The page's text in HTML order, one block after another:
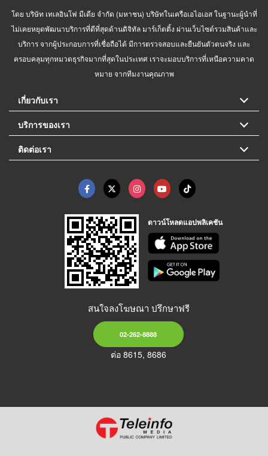
โดย บริษัท เทเลอินโฟ มีเดีย จำกัด (มหาชน) บริษัทในเครือเอไอเอส ในฐานะผู้นำที่
ไม่เคยหยุดพัฒนาบริการที่ดีที่สุดด้านดิจิทัล มาร์เก็ตติ้ง ผ่านเว็บไซต์รวมสินค้าและ
บริการ จากผู้ประกอบการที่เชื่อถือได้ มีการตรวจสอบและยืนยันตัวตนจริง และ
ครอบคลุมทุกหมวดธุรกิจมากที่สุดในประเทศ เราจะมอบบริการที่เหนือความคาด
หมาย จากทีมงานคุณภาพ
เกี่ยวกับเรา
บริการของเรา
ติดต่อเรา
ดาวน์โหลดแอปพลิเคชัน
สนใจลงโฆษณา ปรึกษาฟรี
02-262-8888
ต่อ 8615, 8686